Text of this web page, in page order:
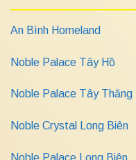
An Bình Homeland
Noble Palace Tây Hồ
Noble Palace Tây Thăng
Noble Crystal Long Biên
Noble Palace Long Biên